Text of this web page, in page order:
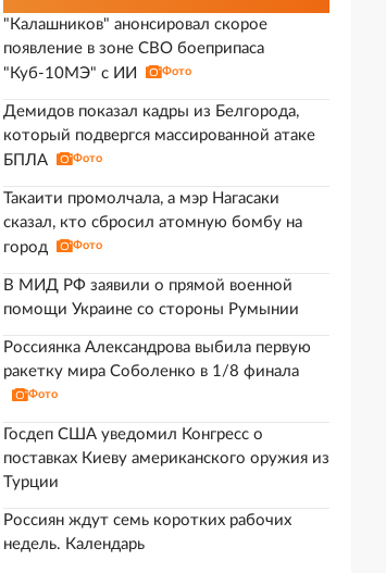
"Калашников" анонсировал скорое
появление в зоне СВО боеприпаса
"Куб-10МЭ" с ИИ
Фото
Демидов показал кадры из Белгорода,
который подвергся массированной атаке
БПЛА
Фото
Такаити промолчала, а мэр Нагасаки
сказал, кто сбросил атомную бомбу на
город
Фото
В МИД РФ заявили о прямой военной
помощи Украине со стороны Румынии
Россиянка Александрова выбила первую
ракетку мира Соболенко в 1/8 финала
Фото
Госдеп США уведомил Конгресс о
поставках Киеву американского оружия из
Турции
Россиян ждут семь коротких рабочих
недель. Календарь